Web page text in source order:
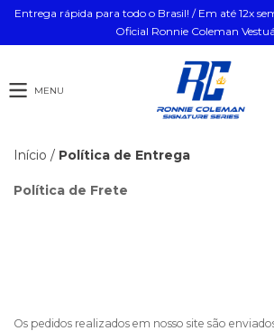
Entrega rápida para todo o Brasil! / Em até 12x
Oficial Ronnie Coleman
MENU
Início / Política de Entrega
Política de Frete
Os pedidos realizados em nosso site são